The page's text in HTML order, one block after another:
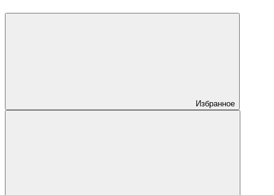
Избранное